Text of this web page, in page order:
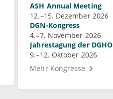
ASH Annual Meeting
12.–15. Dezember 2026
DGN-Kongress
4.–7. November 2026
Jahrestagung der DGHO
9.–12. Oktober 2026
Mehr Kongresse